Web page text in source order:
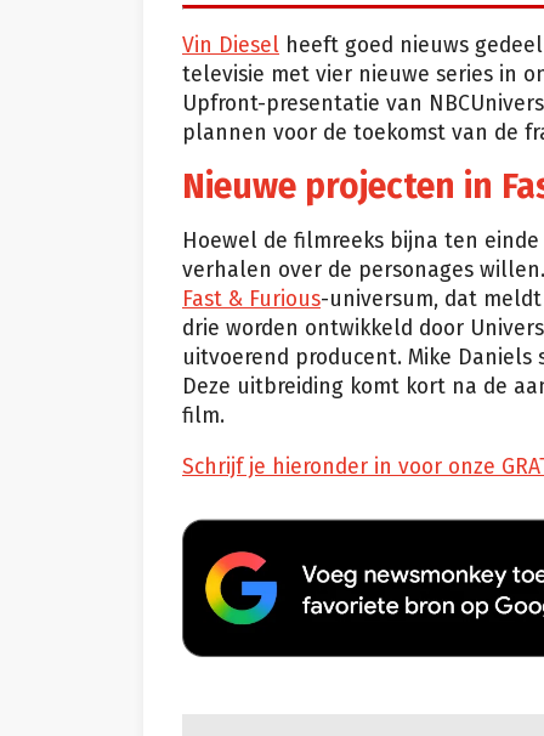
Vin Diesel heeft goed nieuws
televisie met vier nieuwe series in
Upfront-presentatie van
plannen voor de toekomst van de
Nieuwe projecten in
Hoewel de filmreeks bijna ten
verhalen over de personages
Fast & Furious-universum, dat
drie worden ontwikkeld door
uitvoerend producent. Mike
Deze uitbreiding komt kort na de
film.
Schrijf je hieronder in voor onze